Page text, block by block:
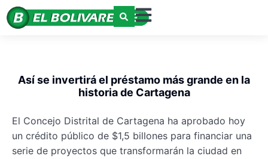
Así se invertirá el préstamo más grande en la
historia de Cartagena
El Concejo Distrital de Cartagena ha aprobado hoy
un crédito público de $1,5 billones para financiar una
serie de proyectos que transformarán la ciudad en